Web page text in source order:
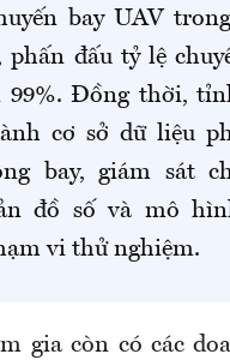
bay UAV
phấn đấu tỷ lệ
99%. Đồng thời,
cơ sở dữ liệu
bay, giám sát
đồ số và mô
vi thử nghiệm.
gia còn có các